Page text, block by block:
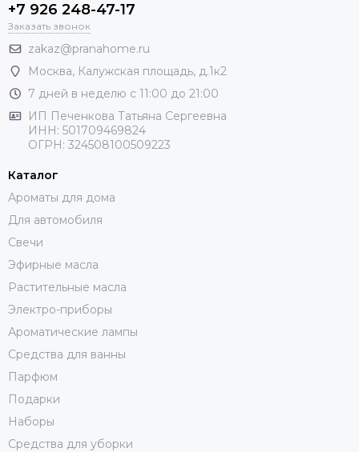
+7 926 248-47-17
Заказать звонок
zakaz@pranahome.ru
Москва, Калужская площадь, д.1к2
7 дней в неделю с 11:00 до 21:00
ИП Печенкова Татьяна Сергеевна
ИНН: 501709469824
ОГРН: 324508100509223
Каталог
Ароматы для дома
Для автомобиля
Свечи
Эфирные масла
Растительные масла
Электро-приборы
Ароматические лампы
Средства для ванны
Парфюм
Подарки
Наборы
Средства для уборки